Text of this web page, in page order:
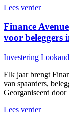
Lees verder
Finance
voor beleggers
Investering
Elk jaar brengt
van spaarders,
Georganiseerd door
Lees verder